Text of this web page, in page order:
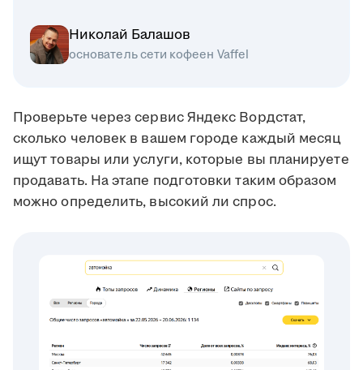
Николай Балашов
основатель сети кофеен Vaffel
Проверьте через сервис Яндекс Вордстат,
сколько человек в вашем городе каждый месяц
ищут товары или услуги, которые вы планируете
продавать. На этапе подготовки таким образом
можно определить, высокий ли спрос.